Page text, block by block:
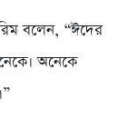
বলেন, “ঈদের
অনেকে